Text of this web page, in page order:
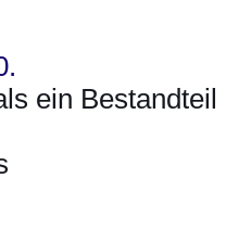
ein Bestandteil